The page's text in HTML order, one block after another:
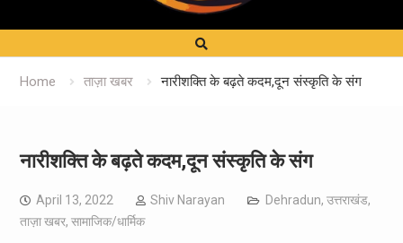
Home ताज़ा खबर नारीशक्ति के बढ़ते कदम,दून संस्कृति के संग
नारीशक्ति के बढ़ते कदम,दून संस्कृति के संग
April 13, 2022 Shiv Narayan Dehradun, उत्तराखंड,
ताज़ा खबर, सामाजिक/धार्मिक